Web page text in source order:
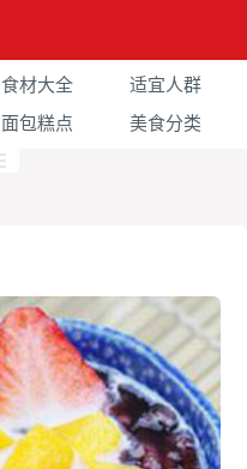
食材大全
适宜人群
面包糕点 美食分类